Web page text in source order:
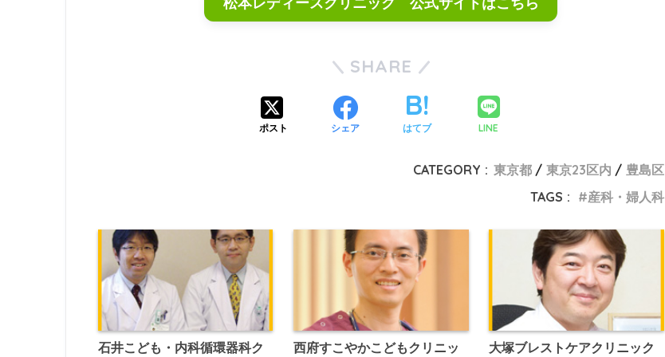
松本レディースクリニック 公式サイトはこちら
SHARE
ポスト シェア はてブ LINE
CATEGORY : 東京都 東京23区内
豊島区
TAGS :
産科・婦人科
石井こども・内科循環器科ク 西府すこやかこどもクリニッ 大塚ブレストケアクリニック